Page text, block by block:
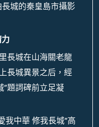
城的秦皇島市攝影
長城在山海關老龍
長城異景之后，經
”題詞碑前立足凝
我中華 修我長城”高